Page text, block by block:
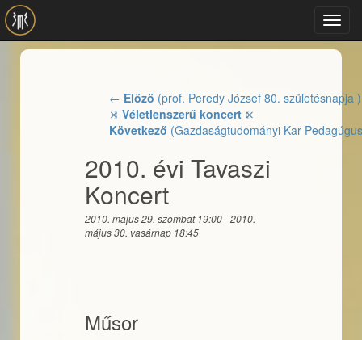
Ugrás a tartalomra
← Előző (prof. Peredy József 80. születésnapja )
⤨ Véletlenszerű koncert ⤪
Következő (Gazdaságtudományi Kar
2010. évi Tavaszi
Koncert
2010. május 29. szombat 19:00-2010.
május 30. vasárnap 18:45
Műsor